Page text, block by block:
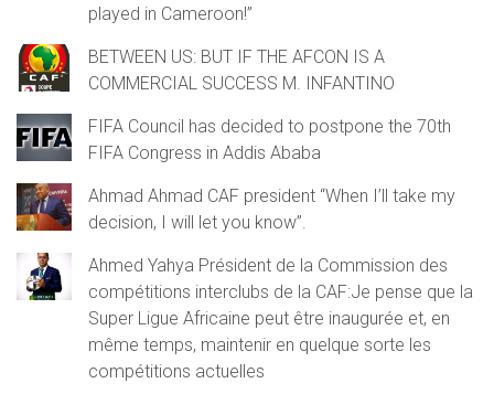
played in Cameroon!”
BETWEEN US: BUT IF THE AFCON IS A
COMMERCIAL SUCCESS M. INFANTINO
FIFA Council has decided to postpone the 70th
FIFA Congress in Addis Ababa
Ahmad Ahmad CAF president “When I’ll take my
decision, I will let you know”.
Ahmed Yahya Président de la Commission des
compétitions interclubs de la CAF:Je pense que la
Super Ligue Africaine peut être inaugurée et, en
même temps, maintenir en quelque sorte les
compétitions actuelles